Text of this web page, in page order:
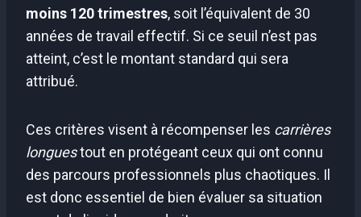
moins 120 trimestres, soit l’équivalent de 30
années de travail effectif. Si ce seuil n’est pas
atteint, c’est le montant standard qui sera
attribué.
Ces critères visent à récompenser les carrières
longuestout en protégeant ceux qui ont connu
des parcours professionnels plus chaotiques. Il
est donc essentiel de bien évaluer sa situation